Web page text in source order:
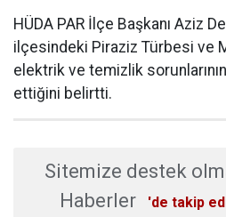
HÜDA PAR İlçe Başkanı Aziz
ilçesindeki Piraziz Türbesi ve
elektrik ve temizlik
ettiğini belirtti.
Sitemize destek
Haberler
'de takip